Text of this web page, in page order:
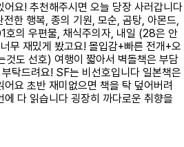
어요! 추천해주시면 오늘 당장 사러갑니다
한 행복, 종의 기원, 모순, 곰탕, 아몬드,
호의 우편물, 채식주의자, 내일 (28은 안
무 재밌게 봤고요! 몰입감+빠른 전개+오
것도 선호) 여행이 짧아서 벽돌책은 부담
탁드려요! SF는 비선호입니다 일본책은
요 초반 재미없으면 책을 탁 덮어버려
다 읽습니다 굉장히 까다로운 취향을